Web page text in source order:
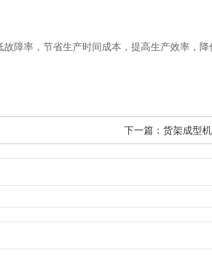
障率，节省生产时间成本，提高生产效率，降
下一篇： 货架成型